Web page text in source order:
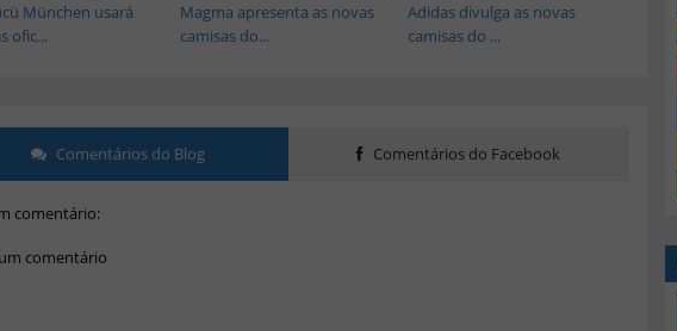
Adidas divulga as novas
camisas do ...
Magma apresenta as novas
camisas do...
München usará
ofic...
Comentários do Blog Comentários do Facebook
comentário:
comentário